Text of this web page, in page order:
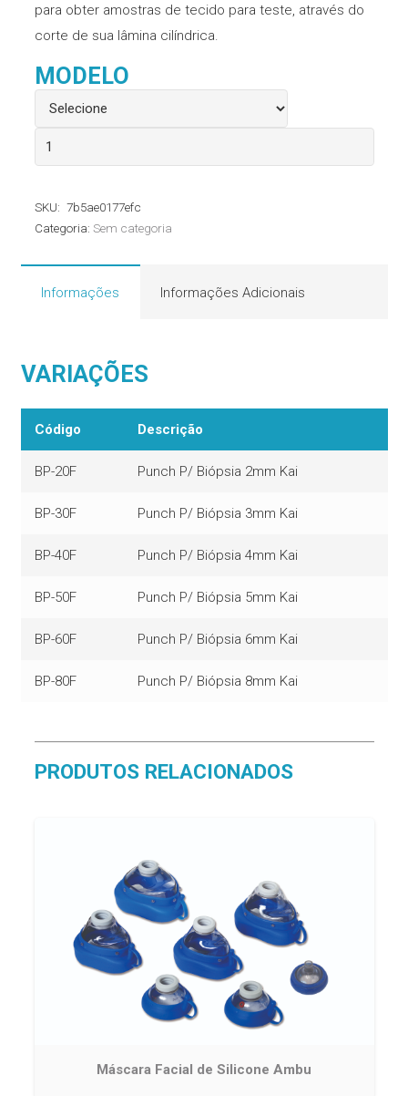
para obter amostras de tecido para teste, através do
corte de sua lâmina cilíndrica.
MODELO
Punch
Biópsia
quantidade
SKU: 7b5ae0177efc
Categoria: Sem categoria
Informações Informações Adicionais
VARIAÇÕES
Código Descrição
BP-20F Punch P/ Biópsia 2mm Kai
BP-30F Punch P/ Biópsia 3mm Kai
BP-40F Punch P/ Biópsia 4mm Kai
BP-50F Punch P/ Biópsia 5mm Kai
BP-60F Punch P/ Biópsia 6mm Kai
BP-80F Punch P/ Biópsia 8mm Kai
PRODUTOS RELACIONADOS
Máscara Facial de Silicone Ambu